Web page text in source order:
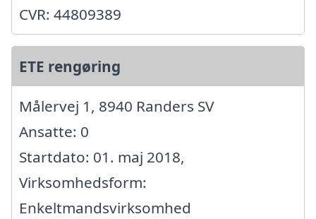
CVR: 44809389
ETE rengøring
Målervej 1, 8940 Randers SV
Ansatte: 0
Startdato: 01. maj 2018,
Virksomhedsform:
Enkeltmandsvirksomhed